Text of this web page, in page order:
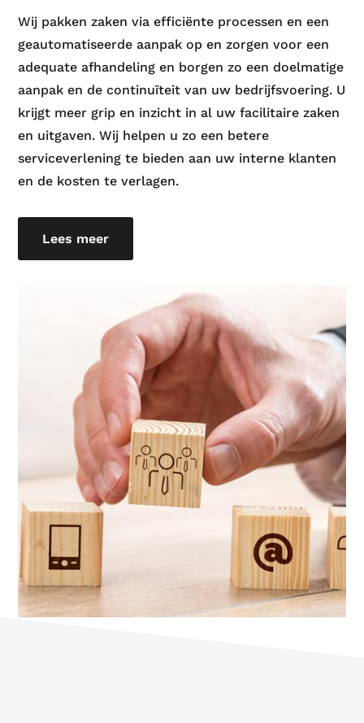
Wij pakken zaken via efficiënte processen en een
geautomatiseerde aanpak op en zorgen voor een
adequate afhandeling en borgen zo een doelmatige
aanpak en de continuïteit van uw bedrijfsvoering. U
krijgt meer grip en inzicht in al uw facilitaire zaken
en uitgaven. Wij helpen u zo een betere
serviceverlening te bieden aan uw interne klanten
en de kosten te verlagen.
Lees meer